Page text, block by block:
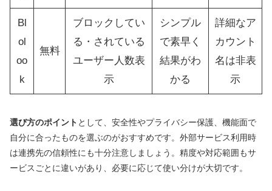
Bl
ol
oo
k
無料
ブロックしてい
る・されている
ユーザー人数表
示
シンプル
で素早く
結果がわ
かる
詳細なア
カウント
名は非表
示
選び方のポイント として、安全性やプライバシー保護、機能面で
自分に合ったものを選ぶのがおすすめです。外部サービス利用時
は連携先の信頼性にも十分注意しましょう。精度や対応範囲もサ
ービスごとに違いがあり、必要に応じて使い分けが大切です。